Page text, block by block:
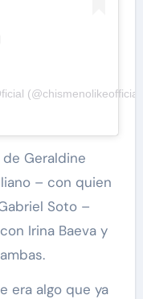
Geraldine
– con quien
Soto –
Irina Baeva y
era algo que ya